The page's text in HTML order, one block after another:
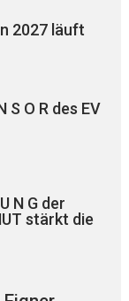
2027 läuft
S O R des EV
N G der
stärkt die